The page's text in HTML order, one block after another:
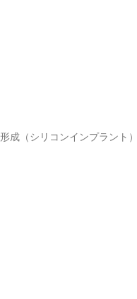
成（シリコンインプラント）